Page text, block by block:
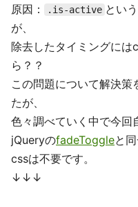
原因：
.is-active とい
が、
除去したタイミングに
ら？？
この問題について解決策
たが、
色々調べていく中で今回
jQueryのfadeToggleと
cssは不要です。
↓↓↓